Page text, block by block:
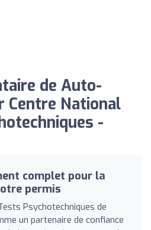
de Auto-
Centre National
-
complet pour la
permis
Psychotechniques de
un partenaire de confiance